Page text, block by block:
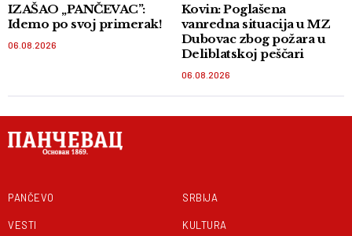
IZAŠAO „PANČEVAC”:
Idemo po svoj primerak!
06.08.2026
Kovin: Poglašena
vanredna situacija u MZ
Dubovac zbog požara u
Deliblatskoj peščari
06.08.2026
PANČEVO
VESTI
SRBIJA
KULTURA